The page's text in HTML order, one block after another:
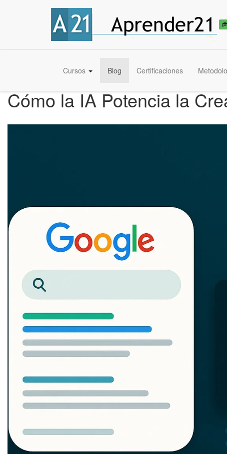
Cursos Blog Certificaciones
Cómo la IA Potencia la